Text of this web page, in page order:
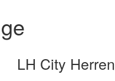
LH City Herren